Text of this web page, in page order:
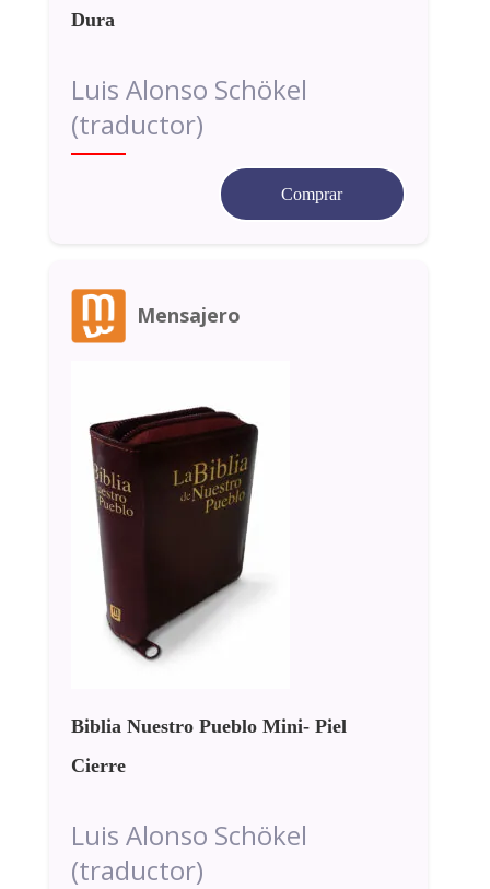
Dura
Luis Alonso Schökel
(traductor)
Comprar
Mensajero
Biblia Nuestro Pueblo Mini- Piel
Cierre
Luis Alonso Schökel
(traductor)